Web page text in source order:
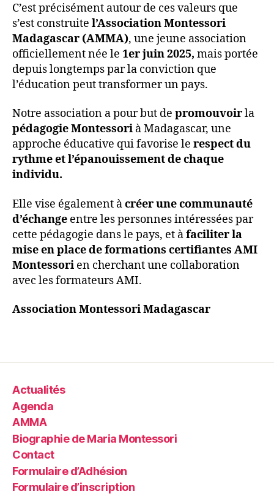
C’est précisément autour de ces valeurs que
s’est construite l’Association Montessori
Madagascar (AMMA), une jeune association
officiellement née le 1er juin 2025, mais portée
depuis longtemps par la conviction que
l’éducation peut transformer un pays.
Notre association a pour but de promouvoirla
pédagogie Montessori à Madagascar, une
approche éducative qui favorise le respect du
rythme et l’épanouissement de chaque
individu.
Elle vise également àcréer une communauté
d’échange entre les personnes intéressées par
cette pédagogie dans le pays, et àfaciliter la
mise en place de formations certifiantes AMI
Montessori en cherchant une collaboration
avec les formateurs AMI.
Association Montessori Madagascar
Actualités
Agenda
AMMA
Biographie de Maria Montessori
Contact
Formulaire d’Adhésion
Formulaire d’inscription